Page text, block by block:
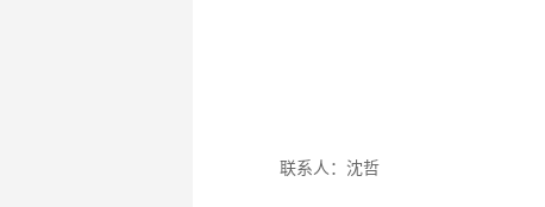
联系人：沈哲